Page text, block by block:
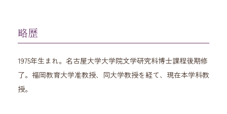
略歴
1975年生まれ。名古屋大学大学院文学研究科博士課程後期修
了。福岡教育大学准教授、同大学教授を経て、現在本学科教
授。